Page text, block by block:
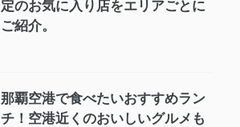
定のお気に入り店をエリアごとに
ご紹介。
那覇空港で食べたいおすすめラン
チ！空港近くのおいしいグルメも